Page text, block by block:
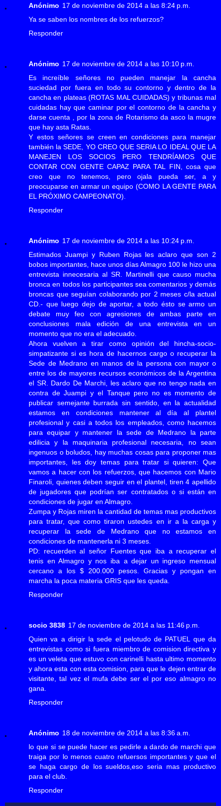
Anónimo 17 de noviembre de 2014 a las 8:24 p.m.
Ya se saben los nombres de los refuerzos?
Responder
Anónimo 17 de noviembre de 2014 a las 10:10 p.m.
Es increíble señores no pueden manejar la cancha
suciedad por fuera en todo su contorno y dentro de la
cancha en plateas (ROTAS MAL CUIDADAS) y tribunas mal
cuidadas hay que caminar por el contorno de la cancha y
darse cuenta , por la zona de Rotarismo da asco la mugre
que hay asta Ratas.
Y estos señores se creen en condiciones para manejar
también la SEDE, YO CREO QUE SERIA LO IDEAL QUE LA
MANEJEN LOS SOCIOS PERO TENDRÍAMOS QUE
CONTAR CON GENTE CAPAZ PARA TAL FIN, cosa que
creo que no tenemos, pero ojala pueda ser, a y
preocuparse en armar un equipo (COMO LA GENTE PARA
EL PRÓXIMO CAMPEONATO).
Responder
Anónimo 17 de noviembre de 2014 a las 10:24 p.m.
Estimados Juampi y Ruben Rojas les aclaro que son 2
bobos importantes, hace unos días Almagro 100 le hizo una
entrevista innecesaria al SR. Martinelli que causo mucha
bronca en todos los participantes sea comentarios y demás
broncas que seguían colaborando por 2 meses c/la actual
CD.- que luego dejo de aportar, a todo ésto se armo un
debate muy feo con agresiones de ambas parte en
conclusiones mala edición de una entrevista en un
momento que no era el adecuado.
Ahora vuelven a tirar como opinión del hincha-socio-
simpatizante si es hora de hacernos cargo o recuperar la
Sede de Medrano en manos de la persona con mayor o
entre los de mayores recursos económicos de la Argentina
el SR. Dardo De Marchi, les aclaro que no tengo nada en
contra de Juampi y el Tanque pero no es momento de
publicar semejante burrada sin sentido, en la actualidad
estamos en condiciones mantener al día al plantel
profesional y casi a todos los empleados, como hacemos
para equipar y mantener la sede de Medrano la parte
edilicia y la maquinaria profesional necesaria, no sean
ingenuos o boludos, hay muchas cosas para proponer mas
importantes, les doy temas para tratar si quieren: Que
vamos a hacer con los refuerzos, que hacemos con Mario
Finaroli, quienes deben seguir en el plantel, tiren 4 apellido
de jugadores que podrían ser contratados o si están en
condiciones de jugar en Almagro.
Zumpa y Rojas miren la cantidad de temas mas productivos
para tratar, que como tiraron ustedes en ir a la carga y
recuperar la sede de Medrano que no estamos en
condiciones de mantenerla ni 3 meses.
PD: recuerden al señor Fuentes que iba a recuperar el
tenis en Almagro y nos iba a dejar un ingreso mensual
cercano a los $ 200.000 pesos. Gracias y pongan en
marcha la poca materia GRIS que les queda.
Responder
socio 3838 17 de noviembre de 2014 a las 11:46 p.m.
Quien va a dirigir la sede el pelotudo de PATUEL que da
entrevistas como si fuera miembro de comision directiva y
es un veleta que estuvo con carinelli hasta ultimo momento
y ahora esta con esta comision, para que le dejen entrar de
visitante, tal vez el mufa debe ser el por eso almagro no
gana.
Responder
Anónimo 18 de noviembre de 2014 a las 8:36 a.m.
lo que si se puede hacer es pedirle a dardo de marchi que
traiga por lo menos cuatro refuersos importantes y que el
se haga cargo de los sueldos,eso seria mas productivo
para el club.
Responder